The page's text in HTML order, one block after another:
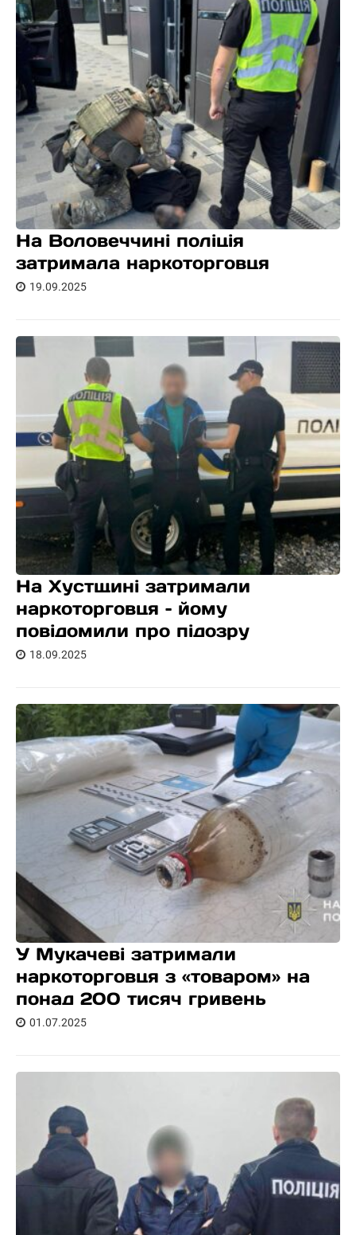
На Воловеччині поліція
затримала наркоторговця
19.09.2025
На Хустщині затримали
наркоторговця – йому
повідомили про підозру
18.09.2025
У Мукачеві затримали
наркоторговця з «товаром» на
понад 200 тисяч гривень
01.07.2025